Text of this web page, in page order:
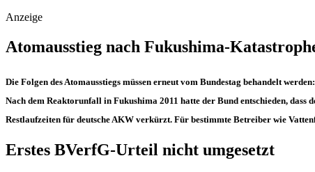
Anzeige
Atomausstieg nach Fukushima-
Die Folgen des Atomausstiegs müssen erneut vom Bundestag behandelt
Nach dem Reaktorunfall in Fukushima 2011 hatte der Bund entschieden,
Restlaufzeiten für deutsche AKW verkürzt. Für bestimmte Betreiber wie
Erstes BVerfG-Urteil nicht umgesetzt